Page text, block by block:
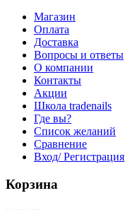
Магазин
Оплата
Доставка
Вопросы и ответы
О компании
Контакты
Акции
Школа tradenails
Где вы?
Список желаний
Сравнение
Вход/ Регистрация
Корзина